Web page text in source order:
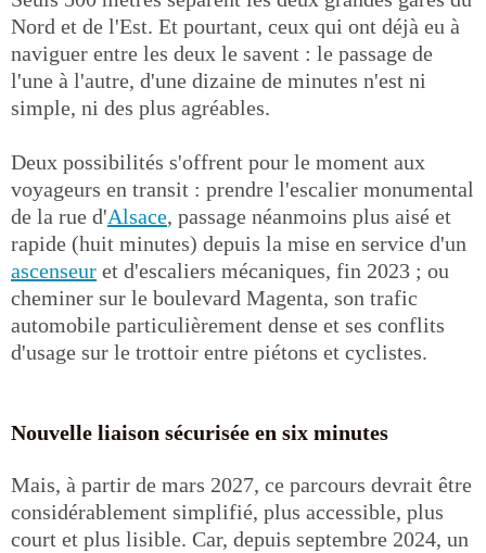
Nord et de l'Est. Et pourtant, ceux qui ont déjà eu à
naviguer entre les deux le savent : le passage de
l'une à l'autre, d'une dizaine de minutes n'est ni
simple, ni des plus agréables.
Deux possibilités s'offrent pour le moment aux
voyageurs en transit : prendre l'escalier monumental
de la rue d'Alsace, passage néanmoins plus aisé et
rapide (huit minutes) depuis la mise en service d'un
ascenseur et d'escaliers mécaniques, fin 2023 ; ou
cheminer sur le boulevard Magenta, son trafic
automobile particulièrement dense et ses conflits
d'usage sur le trottoir entre piétons et cyclistes.
Nouvelle liaison sécurisée en six minutes
Mais, à partir de mars 2027, ce parcours devrait être
considérablement simplifié, plus accessible, plus
court et plus lisible. Car, depuis septembre 2024, un